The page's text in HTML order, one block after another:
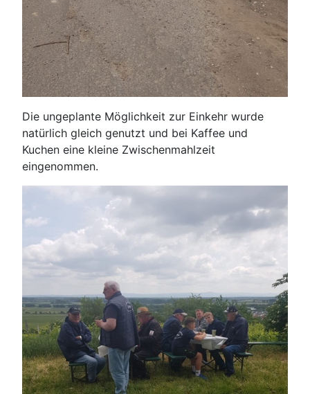
Die ungeplante Möglichkeit zur Einkehr wurde
natürlich gleich genutzt und bei Kaffee und
Kuchen eine kleine Zwischenmahlzeit
eingenommen.